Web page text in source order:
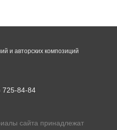
725-84-84
сайта принадлежат